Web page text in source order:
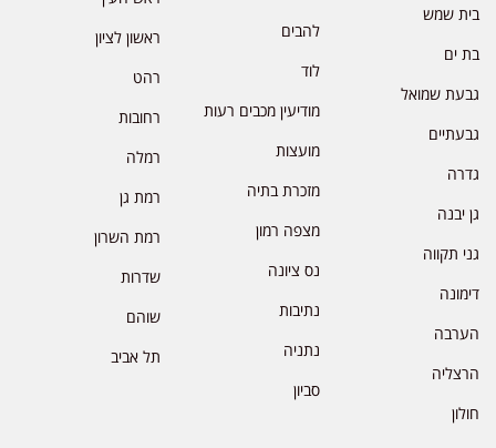
בית שמש
בת ים
גבעת שמואל
גבעתיים
גדרה
גן יבנה
גני תקווה
דימונה
הערבה
הרצליה
חולון
להבים
לוד
מודיעין מכבים רעות
מועצות
מזכרת בתיה
מצפה רמון
נס ציונה
נתיבות
נתניה
סביון
ראשון לציון
רהט
רחובות
רמלה
רמת גן
רמת השרון
שדרות
שוהם
תל אביב